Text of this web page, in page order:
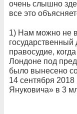
очень слышно
все это
1) Нам можно не
государственный
правосудие,
Лондоне под
было вынесено
14 сентября
Януковича» в 3